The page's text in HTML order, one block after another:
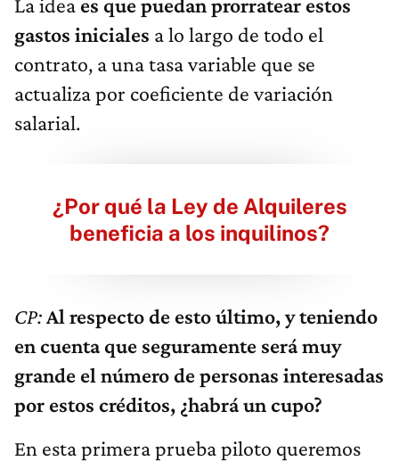
gastos iniciales a lo largo de todo el
contrato, a una tasa variable que se
actualiza por coeficiente de variación
salarial.
¿Por qué la Ley de Alquileres
beneficia a los inquilinos?
CP:Al respecto de esto último, y teniendo
en cuenta que seguramente será muy
grande el número de personas interesadas
por estos créditos, ¿habrá un cupo?
En esta primera prueba piloto queremos